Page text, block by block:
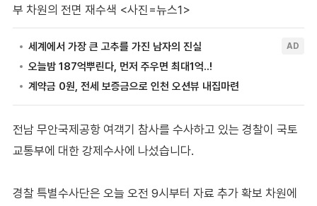
부 차원의 전면 재수색 <사진=뉴스1>
전남 무안국제공항 여객기 참사를 수사하고 있는 경찰이 국토
교통부에 대한 강제수사에 나섰습니다.
경찰 특별수사단은 오늘 오전 9시부터 자료 추가 확보 차원에